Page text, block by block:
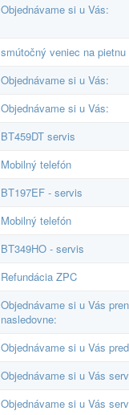
Objednávame si u Vás:
smútočný veniec na
Objednávame si u Vás:
Objednávame si u Vás:
BT459DT servis
Mobilný telefón
BT197EF - servis
Mobilný telefón
BT349HO - servis
Refundácia ZPC
Objednávame si u Vás
nasledovne:
Objednávame si u Vás
Objednávame si u Vás
Objednávame si u Vás